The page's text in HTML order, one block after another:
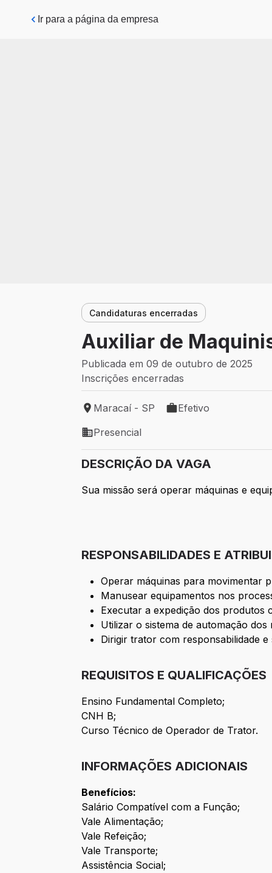
Pular para o conteúdo principal
Ir para a página da empresa
Candidaturas encerradas
Auxiliar de
Publicada em 09 de outubro de 2025
Inscrições encerradas
Local de trabalho: Maracaí - SP
Maracaí - SP
Tipo de vaga: Efetivo
Efetivo
Modelo de trabalho: Presencial
Presencial
DESCRIÇÃO DA VAGA
Sua missão será operar máquinas e
RESPONSABILIDADES E
Operar máquinas para movimentar
Manusear equipamentos nos
Executar a expedição dos produtos
Utilizar o sistema de automação
Dirigir trator com responsabilidade e
REQUISITOS E QUALIFICAÇÕES
Ensino Fundamental Completo;
CNH B;
Curso Técnico de Operador de Trator.
INFORMAÇÕES ADICIONAIS
Benefícios:
Salário Compatível com a Função;
Vale Alimentação;
Vale Refeição;
Vale Transporte;
Assistência Social;